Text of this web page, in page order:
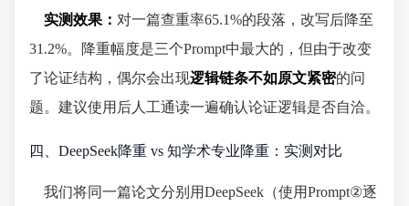
实测效果： 对一篇查重率65.1%的段落，改写后降至
31.2%。降重幅度是三个Prompt中最大的，但由于改变
了论证结构，偶尔会出现逻辑链条不如原文紧密的问
题。建议使用后人工通读一遍确认论证逻辑是否自洽。
四、DeepSeek降重 vs 知学术专业降重：实测对比
我们将同一篇论文分别用DeepSeek（使用Prompt②逐